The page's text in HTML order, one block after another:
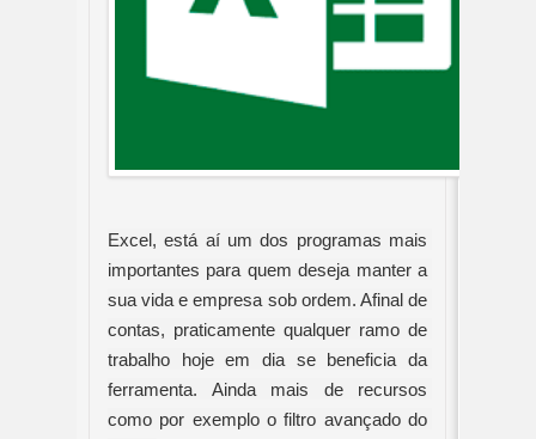
Excel, está aí um dos programas mais
importantes para quem deseja manter a
sua vida e empresa sob ordem. Afinal de
contas, praticamente qualquer ramo de
trabalho hoje em dia se beneficia da
ferramenta. Ainda mais de recursos
como por exemplo o filtro avançado do